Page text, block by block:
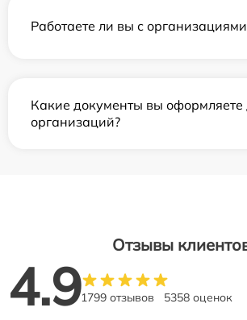
Работаете ли вы с
Какие документы вы оформляете
организаций?
Отзывы
4.91799 отзывов 5358 оценок